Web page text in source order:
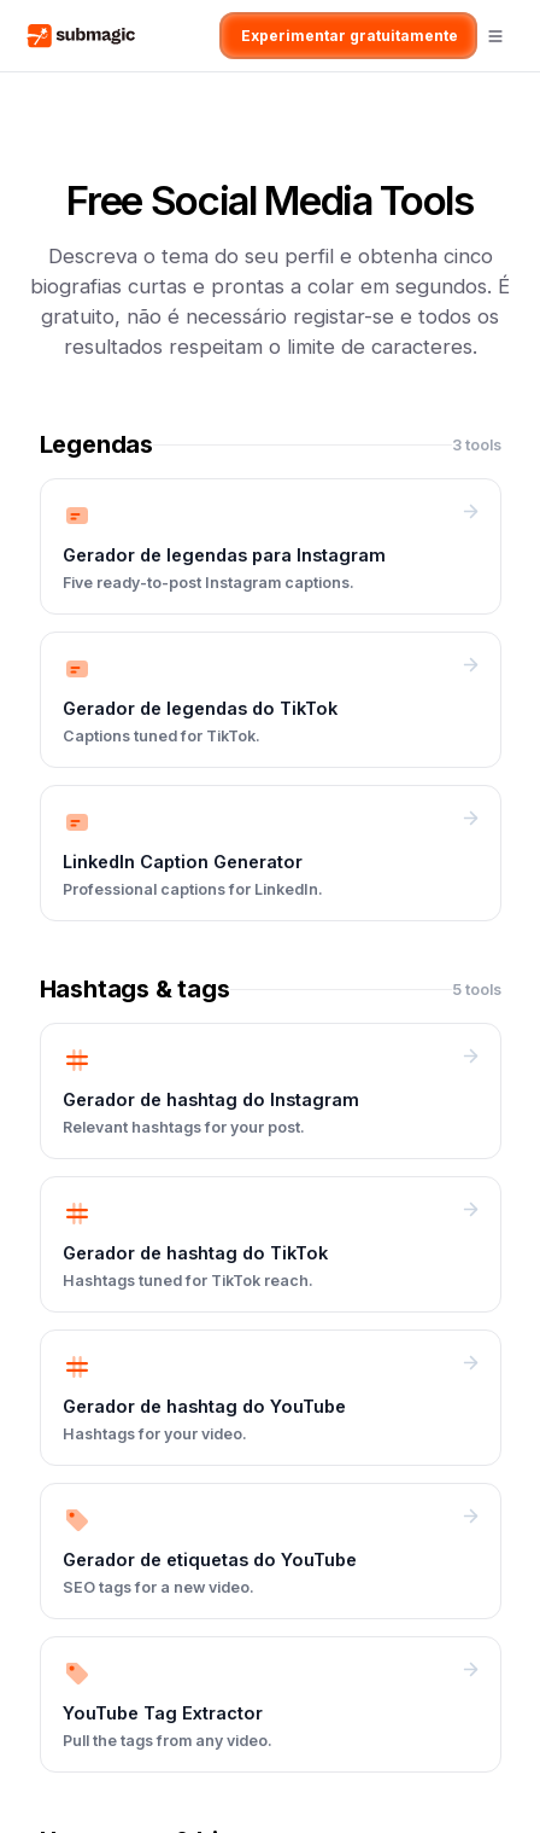
Experimentar gratuitamente
Free Social Media Tools
Descreva o tema do seu perfil e obtenha cinco
biografias curtas e prontas a colar em segundos. É
gratuito, não é necessário registar-se e todos os
resultados respeitam o limite de caracteres.
Legendas 3 tools
Gerador de legendas para Instagram
Five ready-to-post Instagram captions.
Gerador de legendas do TikTok
Captions tuned for TikTok.
LinkedIn Caption Generator
Professional captions for LinkedIn.
Hashtags & tags 5 tools
Gerador de hashtag do Instagram
Relevant hashtags for your post.
Gerador de hashtag do TikTok
Hashtags tuned for TikTok reach.
Gerador de hashtag do YouTube
Hashtags for your video.
Gerador de etiquetas do YouTube
SEO tags for a new video.
YouTube Tag Extractor
Pull the tags from any video.